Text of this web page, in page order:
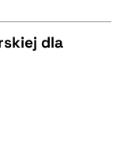
dla